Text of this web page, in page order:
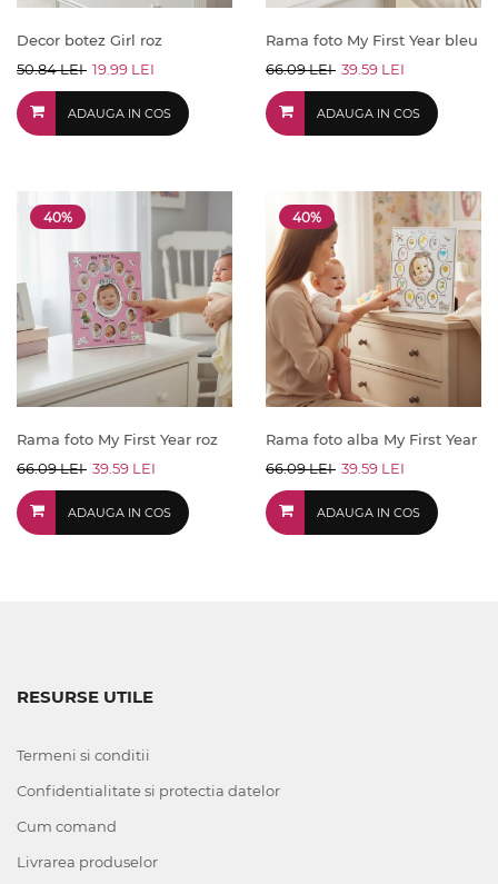
Decor botez Girl roz
50.84 LEI 19.99 LEI
ADAUGA IN COS
Rama foto My First Year bleu
66.09 LEI 39.59 LEI
ADAUGA IN COS
40%
Rama foto My First Year roz
66.09 LEI 39.59 LEI
ADAUGA IN COS
40%
Rama foto alba My First Year
66.09 LEI 39.59 LEI
ADAUGA IN COS
RESURSE UTILE
Termeni si conditii
Confidentialitate si protectia datelor
Cum comand
Livrarea produselor